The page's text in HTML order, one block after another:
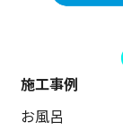
施工事例
お風呂